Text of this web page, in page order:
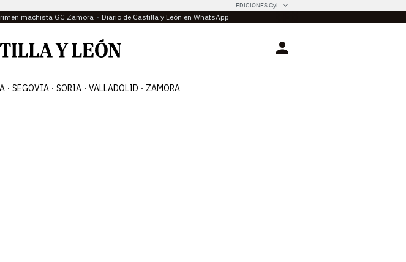
EDICIONES CyL
machista GC Zamora Diario de Castilla y León en WhatsApp
Login
SEGOVIA SORIA VALLADOLID ZAMORA